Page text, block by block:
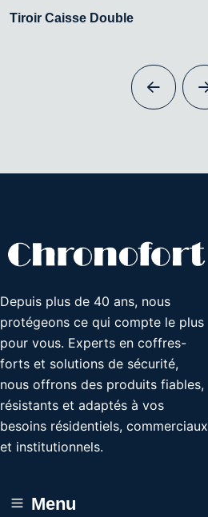
Tiroir Caisse Double
Depuis plus de 40 ans, nous
protégeons ce qui compte le plus
pour vous. Experts en coffres-
forts et solutions de sécurité,
nous offrons des produits fiables,
résistants et adaptés à vos
besoins résidentiels, commerciaux
et institutionnels.
Menu